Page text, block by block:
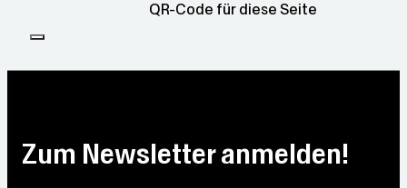
QR-Code für diese Seite
Zum Newsletter anmelden!